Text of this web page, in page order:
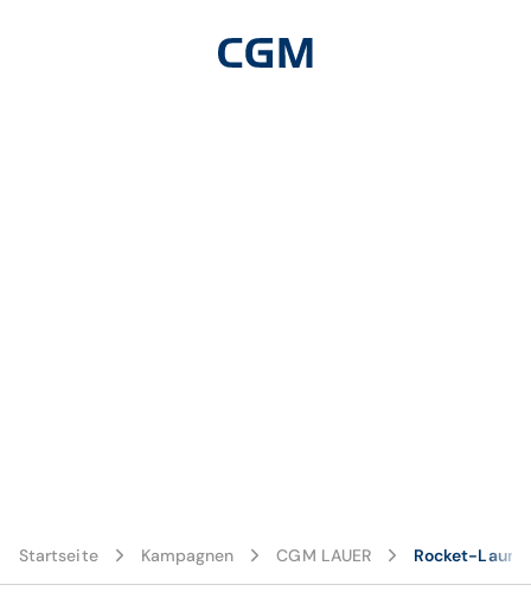
Startseite Kampagnen CGM LAUER Rocket-